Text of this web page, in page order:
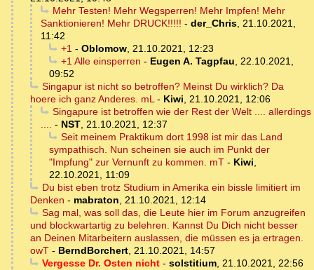
Mehr Testen! Mehr Wegsperren! Mehr Impfen! Mehr
Sanktionieren! Mehr DRUCK!!!!! - der_Chris, 21.10.2021,
11:42
+1- Oblomow, 21.10.2021, 12:23
+1 Alle einsperren - Eugen A. Tagpfau, 22.10.2021,
09:52
Singapur ist nicht so betroffen? Meinst Du wirklich? Da
hoere ich ganz Anderes. mL- Kiwi, 21.10.2021, 12:06
Singapure ist betroffen wie der Rest der Welt .... allerdings
.... - NST, 21.10.2021, 12:37
Seit meinem Praktikum dort 1998 ist mir das Land
sympathisch. Nun scheinen sie auch im Punkt der
"Impfung" zur Vernunft zu kommen. mT - Kiwi,
22.10.2021, 11:09
Du bist eben trotz Studium in Amerika ein bissle limitiert im
Denken - mabraton, 21.10.2021, 12:14
Sag mal, was soll das, die Leute hier im Forum anzugreifen
und blockwartartig zu belehren. Kannst Du Dich nicht besser
an Deinen Mitarbeitern auslassen, die müssen es ja ertragen.
owT - BerndBorchert, 21.10.2021, 14:57
Vergesse Dr. Osten nicht- solstitium, 21.10.2021, 22:56